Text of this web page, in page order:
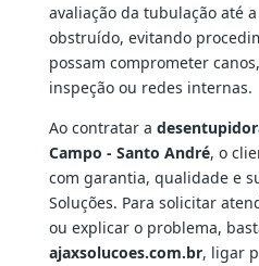
avaliação da tubulação até
obstruído, evitando
possam comprometer
inspeção ou redes internas.
Ao contratar a
Campo - Santo André, o
com garantia, qualidade e
Soluções. Para solicitar
ou explicar o problema,
ajaxsolucoes.com.br, ligar